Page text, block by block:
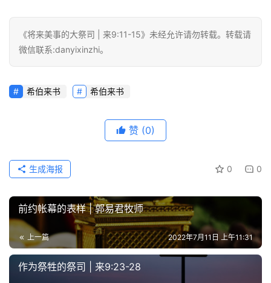
《将来美事的大祭司 | 来9:11-15》未经允许请勿转载。转载请
微信联系:danyixinzhi。
希伯来书 希伯来书
赞 (0)
0 0
生成海报
前约帐幕的表样 | 郭易君牧师
上一篇 2022年7月11日 上午11:31
作为祭牲的祭司 | 来9:23-28